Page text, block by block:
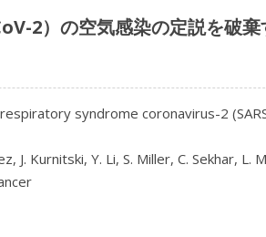
2）の空気感染の定説を破
syndrome coronavirus-2
J. Kurnitski, Y. Li, S. Miller, C. Sekhar, L.